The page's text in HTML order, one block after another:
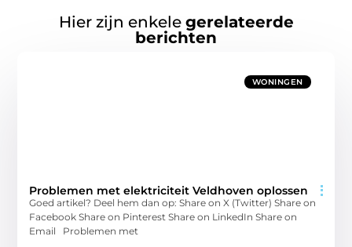
Hier zijn enkele gerelateerde
berichten
WONINGEN
Problemen met elektriciteit Veldhoven oplossen
Goed artikel? Deel hem dan op: Share on X (Twitter) Share on
Facebook Share on Pinterest Share on LinkedIn Share on
Email Problemen met